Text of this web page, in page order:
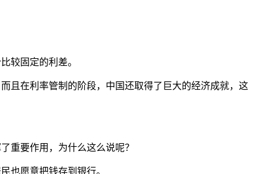
较固定的利差。
且在利率管制的阶段，中国还取得了巨大的经济成就，这
重要作用，为什么这么说呢？
也愿意把钱存到银行。